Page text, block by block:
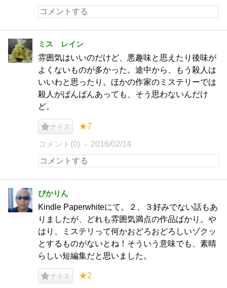
ミス レイン
雰囲気はいいのだけど、悪趣味と思えたり後味が
よくないものが多かった。途中から、もう殺人は
いいわと思ったり。ほかの作家のミステリーでは
殺人がばんばんあっても、そう思わないんだけ
ど。
ナイス ★7
コメント(0) 2016/02/14
ぴかりん
Kindle Paperwhiteにて。２、３好みでない話もあ
りましたが、どれも雰囲気満点の作品ばかり。や
はり、ミステリって何かおどろおどろしいゾクッ
とするものがないとね！そういう意味でも、素晴
らしい短編集だと思いました。
ナイス ★2